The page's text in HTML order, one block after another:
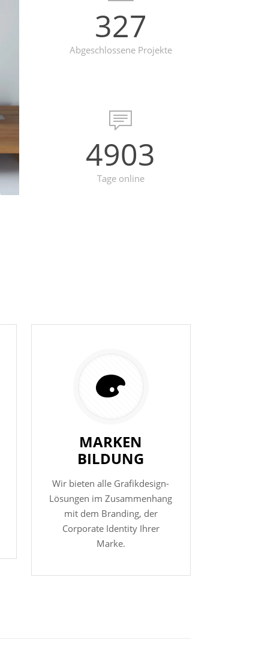
327
Abgeschlossene Projekte
4903
Tage online
MARKEN
BILDUNG
Wir bieten alle Grafikdesign-
Lösungen im Zusammenhang
mit dem Branding, der
Corporate Identity Ihrer
Marke.